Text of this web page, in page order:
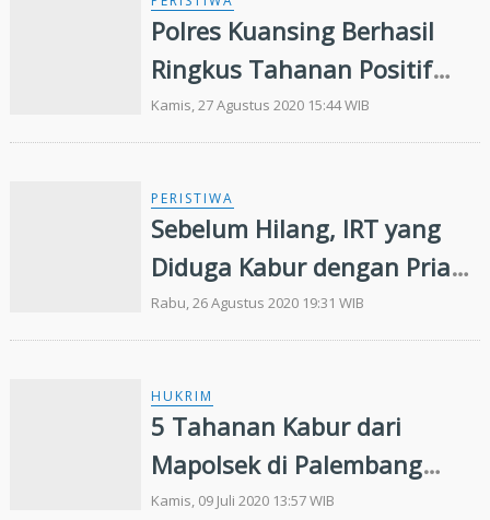
Polres Kuansing Berhasil
Ringkus Tahanan Positif
Covid-19 yang Sebelumnya
Kabur
Kamis, 27 Agustus 2020 15:44 WIB
PERISTIWA
Sebelum Hilang, IRT yang
Diduga Kabur dengan Pria
Bersolek dari Pagi dan Bawa
Buku Nikah
Rabu, 26 Agustus 2020 19:31 WIB
HUKRIM
5 Tahanan Kabur dari
Mapolsek di Palembang
Bermodal Gergaji
Kamis, 09 Juli 2020 13:57 WIB